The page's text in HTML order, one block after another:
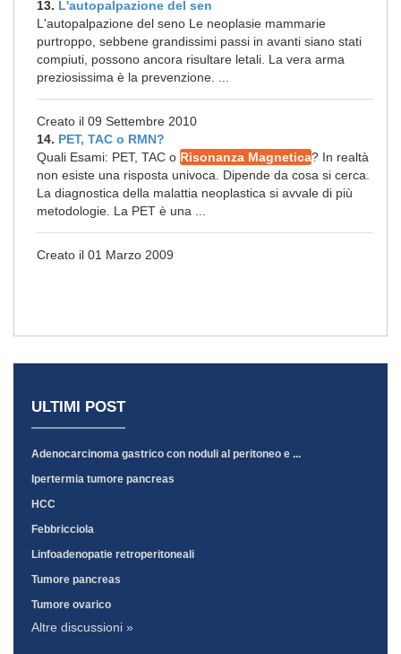
13. L'autopalpazione del sen
L'autopalpazione del seno Le neoplasie mammarie
purtroppo, sebbene grandissimi passi in avanti siano stati
compiuti, possono ancora risultare letali. La vera arma
preziosissima è la prevenzione. ...
Creato il 09 Settembre 2010
14. PET, TAC o RMN?
Quali Esami: PET, TAC o Risonanza Magnetica? In realtà
non esiste una risposta univoca. Dipende da cosa si cerca.
La diagnostica della malattia neoplastica si avvale di più
metodologie. La PET è una ...
Creato il 01 Marzo 2009
ULTIMI POST
Adenocarcinoma gastrico con noduli al peritoneo e ...
Ipertermia tumore pancreas
HCC
Febbricciola
Linfoadenopatie retroperitoneali
Tumore pancreas
Tumore ovarico
Altre discussioni »